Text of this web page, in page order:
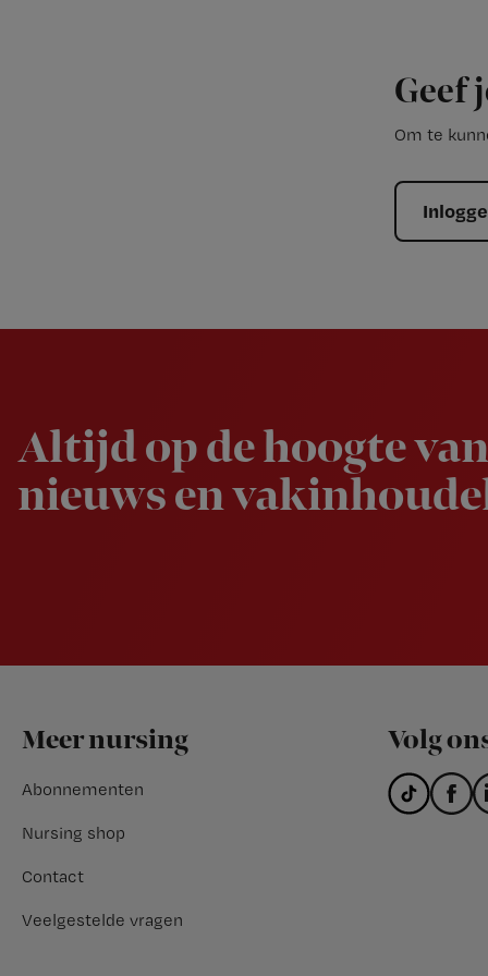
Geef
Om te
Altijd op de hoogte
nieuws en
Footer
Meer nursing
Abonnementen
Nursing shop
Contact
Veelgestelde vragen
Volg